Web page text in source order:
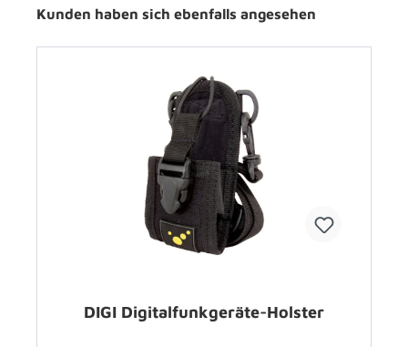
Kunden haben sich ebenfalls angesehen
DIGI Digitalfunkgeräte-Holster